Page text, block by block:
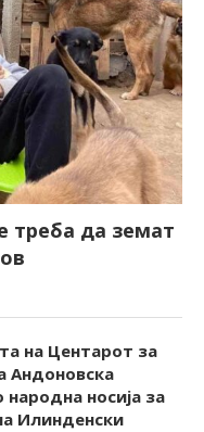
треба да земат
на Центарот за
Андоновска
народна носија за
Илинденски